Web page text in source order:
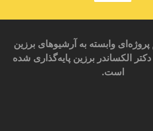
وابسته به آرشیوهای برزین
الکساندر برزین پایه‌گذاری شده
است.